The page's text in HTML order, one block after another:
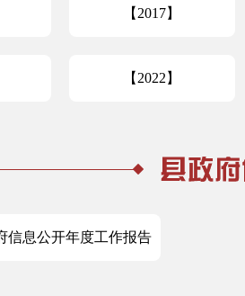
【2017】
【2022】
信息公开年度工作报告